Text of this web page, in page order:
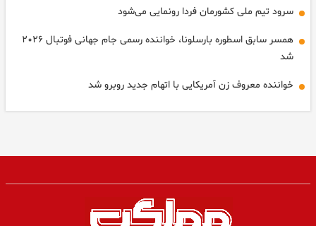
سرود تیم ملی کشورمان فردا رونمایی می‌شود
همسر سابق اسطوره بارسلونا، خواننده رسمی جام جهانی فوتبال ۲۰۲۶
شد
خواننده معروف زن آمریکایی با اتهام جدید روبرو شد